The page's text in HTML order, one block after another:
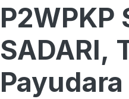
SADARI,
Payudara